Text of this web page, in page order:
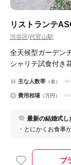
リストランテ
渋谷区/代官山駅
全天候型ガーデン
シャリテ試食付き
主な人数帯 （名）
費用相場 （万円）
最新の結婚式し
・とにかくお食事
てカスタマイズす
プ